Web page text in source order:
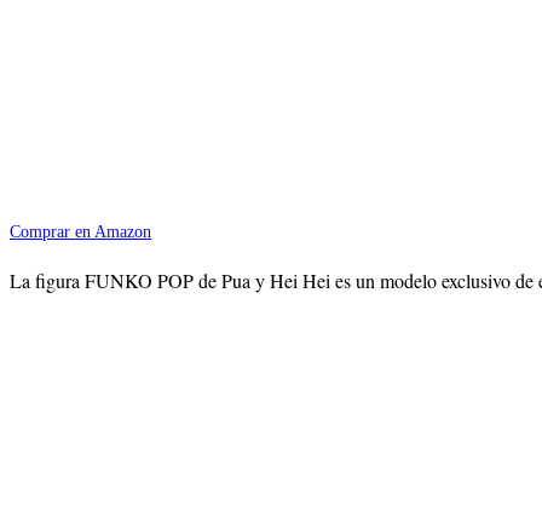
Comprar en Amazon
La figura FUNKO POP de Pua y Hei Hei es un modelo exclusivo